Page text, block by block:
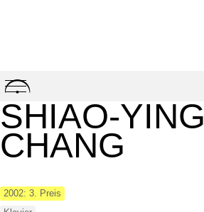
Skip
to
content
SHIAO-YING
CHANG
2002: 3. Preis